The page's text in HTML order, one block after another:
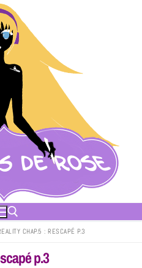
CHAP.5 : RESCAPÉ P.3
p.3